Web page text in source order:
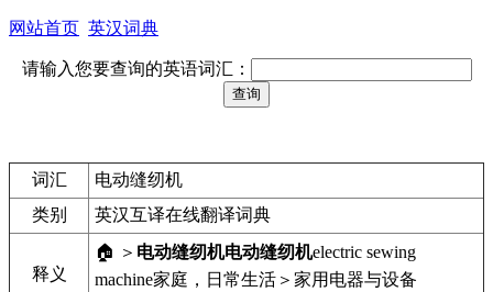
网站首页 英汉词典
请输入您要查询的英语词汇：
词汇
电动缝纫机
类别
英汉互译在线翻译词典
释义
🏠 ＞ 电动缝纫机电动缝纫机electric sewing
machine家庭，日常生活＞家用电器与设备